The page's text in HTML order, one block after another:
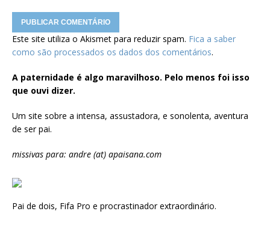
Este site utiliza o Akismet para reduzir spam. Fica a saber
como são processados os dados dos comentários.
A paternidade é algo maravilhoso. Pelo menos foi isso
que ouvi dizer.
Um site sobre a intensa, assustadora, e sonolenta, aventura
de ser pai.
missivas para: andre (at) apaisana.com
Pai de dois, Fifa Pro e procrastinador extraordinário.